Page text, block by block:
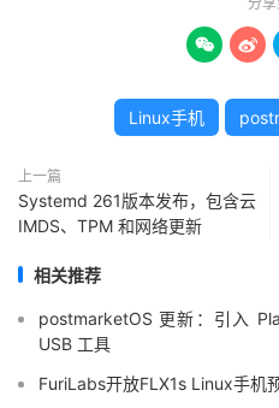
 
Linux手机
上一篇
Systemd 261版本发布，包含云
IMDS、TPM 和网络更新
相关推荐
postmarketOS 更新：引入
USB 工具
FuriLabs开放FLX1s Linux手机